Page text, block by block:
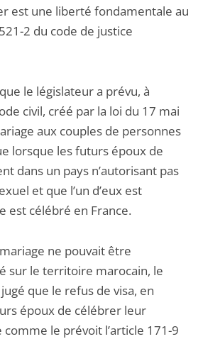
est une liberté fondamentale au
2 du code de justice
le législateur a prévu, à
civil, créé par la loi du 17 mai
aux couples de personnes
lorsque les futurs époux de
dans un pays n’autorisant pas
et que l’un d’eux est
est célébré en France.
ne pouvait être
sur le territoire marocain, le
que le refus de visa, en
époux de célébrer leur
comme le prévoit l’article 171-9